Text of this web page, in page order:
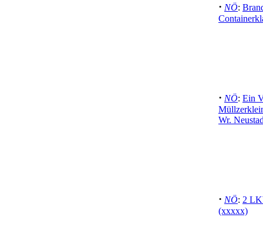
· NÖ:
· NÖ: Ein
Wr.
· NÖ: 2
(xxxxx)